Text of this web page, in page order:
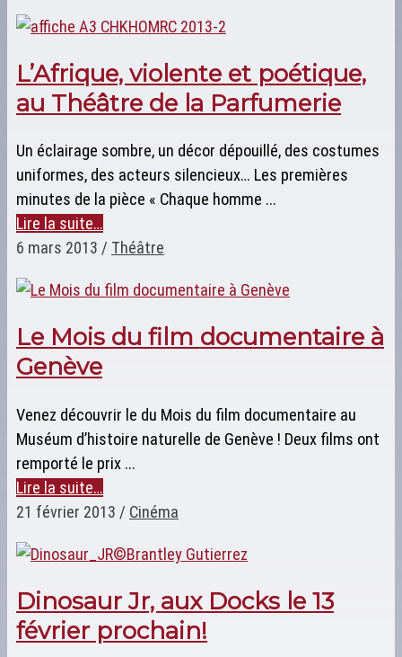
L’Afrique, violente et poétique,
au Théâtre de la Parfumerie
Un éclairage sombre, un décor dépouillé, des costumes
uniformes, des acteurs silencieux… Les premières
minutes de la pièce « Chaque homme ...
Lire la suite…
6 mars 2013 / Théâtre
Le Mois du film documentaire à
Genève
Venez découvrir le du Mois du film documentaire au
Muséum d’histoire naturelle de Genève ! Deux films ont
remporté le prix ...
Lire la suite…
21 février 2013 / Cinéma
Dinosaur Jr, aux Docks le 13
février prochain!